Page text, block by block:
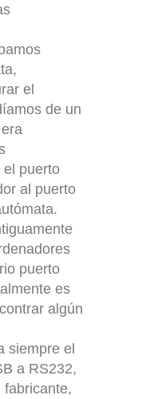
el
de un
el puerto
al puerto
puerto
es
algún
siempre el
a RS232,
fabricante,